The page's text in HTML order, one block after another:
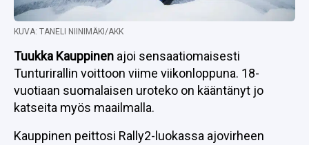
KUVA: TANELI NIINIMÄKI/AKK
Tuukka Kauppinen ajoi sensaatiomaisesti
Tunturirallin voittoon viime viikonloppuna. 18-
vuotiaan suomalaisen uroteko on kääntänyt jo
katseita myös maailmalla.
Kauppinen peittosi Rally2-luokassa ajovirheen